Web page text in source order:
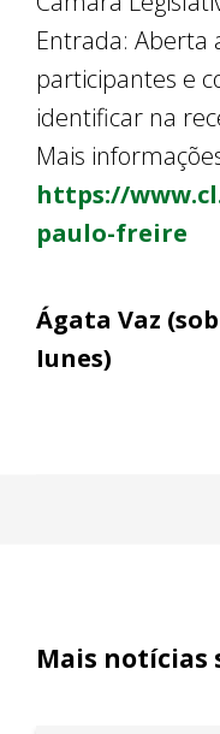
Entrada: Aberta
participantes e
identificar na
Mais
https://
paulo-freire
Ágata Vaz
Iunes)
Mais notícias